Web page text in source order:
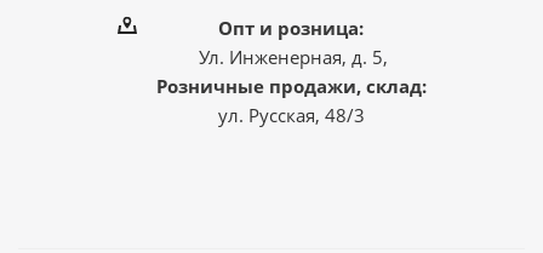
Опт и розница:
Ул. Инженерная, д. 5,
Розничные продажи, склад:
ул. Русская, 48/3